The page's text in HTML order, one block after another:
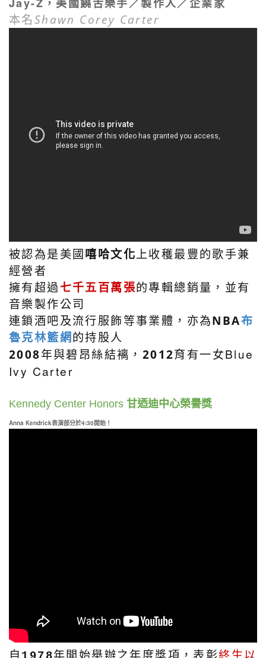
Jay-Z ，美國饒舌樂手／製作人／企業家
本名Shawn Corey Carter
被認為是美國嘻哈文化上收穫最豐的歌手兼
經營者
擁有超過七千五百萬張的專輯總銷量，並有
音樂製作公司
連鎖酒吧及流行服飾等事業體，亦為NBA布
魯克林籃網的持股人
2008年與碧昂絲結褵， 2012育有一女Blue
Ivy Carter
Kennedy Center Honors 甘迺迪中心榮譽獎
Anna Kendrick表演部分於4:30開始！